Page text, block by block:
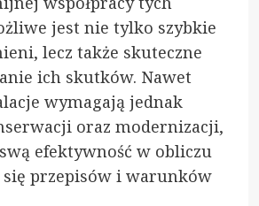
jest nie tylko szybkie
lecz także skuteczne
ich skutków. Nawet
wymagają jednak
oraz modernizacji,
efektywność w obliczu
przepisów i warunków